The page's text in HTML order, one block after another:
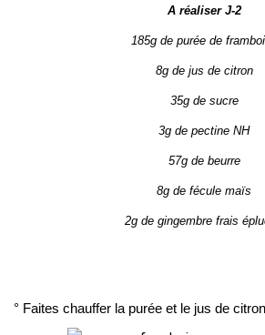
A réaliser J-2
185g de purée de
8g de jus de citron
35g de sucre
3g de pectine NH
57g de beurre
8g de fécule maïs
2g de gingembre frais
° Faites chauffer la purée et le jus de